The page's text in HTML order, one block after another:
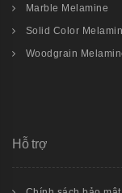
Marble Melamine
Solid Color
Woodgrain
Hỗ trợ